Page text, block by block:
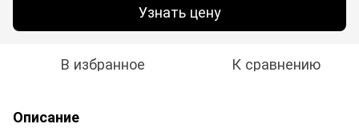
Узнать цену
В избранное К сравнению
Описание